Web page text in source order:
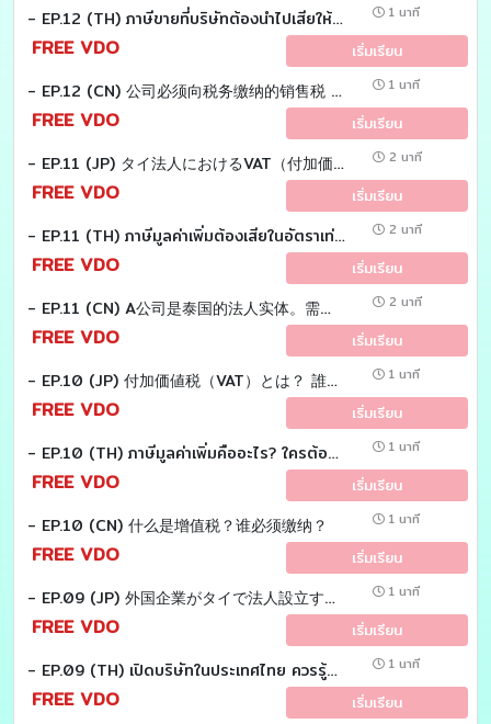
- EP.12 (TH) ภาษีขายที่บริษัทต้องนำไปเสียให้กรมสรรพากร เป็นเงินของบริษัทใช่หรือไม่ 1 นาที
FREE VDO เริ่มเรียน
- EP.12 (CN) 公司必须向税务缴纳的销售税 ，这是公司的钱吗？ 1 นาที
FREE VDO เริ่มเรียน
- EP.11 (JP) タイ法人におけるVAT（付加価値税）の区分について説明致します。 2 นาที
FREE VDO เริ่มเรียน
- EP.11 (TH) ภาษีมูลค่าเพิ่มต้องเสียในอัตราเท่าไร 2 นาที
FREE VDO เริ่มเรียน
- EP.11 (CN) A公司是泰国的法人实体。需要支付多少增值税？ 2 นาที
FREE VDO เริ่มเรียน
- EP.10 (JP) 付加価値税（VAT）とは？ 誰が支払い、誰に納めるのか？ 1 นาที
FREE VDO เริ่มเรียน
- EP.10 (TH) ภาษีมูลค่าเพิ่มคืออะไร? ใครต้องเสีย? 1 นาที
FREE VDO เริ่มเรียน
- EP.10 (CN) 什么是增值税？谁必须缴纳？ 1 นาที
FREE VDO เริ่มเรียน
- EP.09 (JP) 外国企業がタイで法人設立する際に 必ず理解すべき税制とは？ 1 นาที
FREE VDO เริ่มเรียน
- EP.09 (TH) เปิดบริษัทในประเทศไทย ควรรู้จักภาษีอะไรบ้าง? 1 นาที
FREE VDO เริ่มเรียน